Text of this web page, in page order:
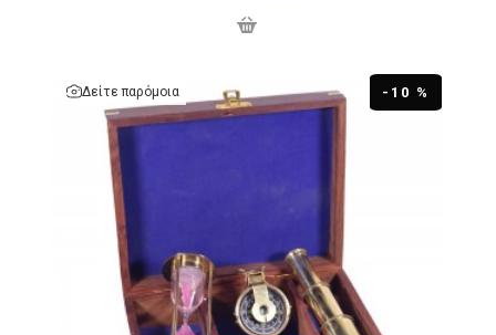
-10 %
Δείτε παρόμοια